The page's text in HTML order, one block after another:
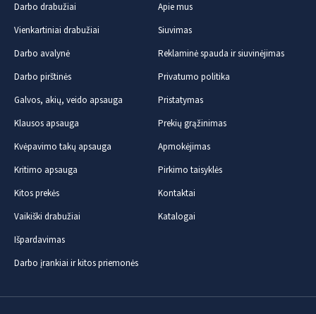
Darbo drabužiai
Vienkartiniai drabužiai
Darbo avalynė
Darbo pirštinės
Galvos, akių, veido apsauga
Klausos apsauga
Kvėpavimo takų apsauga
Kritimo apsauga
Kitos prekės
Vaikiški drabužiai
Išpardavimas
Darbo įrankiai ir kitos priemonės
Apie mus
Siuvimas
Reklaminė spauda ir siuvinėjimas
Privatumo politika
Pristatymas
Prekių grąžinimas
Apmokėjimas
Pirkimo taisyklės
Kontaktai
Katalogai